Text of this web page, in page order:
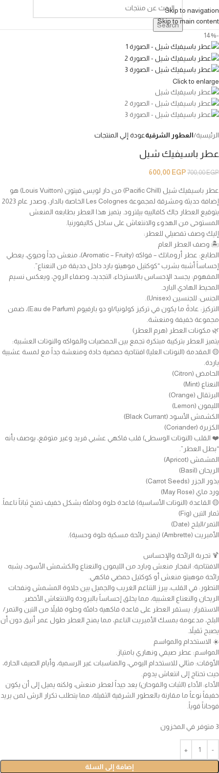
Skip to navigation
Skip to main content
Search
-14%
Click to enlarge
الرئيسية العطور الشرقيةعودة إلي المنتجات
عطر باسيفيك شيل
700,00EGP
600,00 EGP
عطر باسيفيك شيل (Pacific Chill) من دار لويس فيتون (Louis Vuitton) هو
إضافة حديثة ومشرقة لمجموعة Les Colognes الخاصة بالدار، وصدر عام 2023
بتوقيع العطار جاك كافالييه بيلترود. يتميز هذا العطر بطابعه المنعش
المستوحى من الهدوء والانتعاش على ساحل كاليفورنيا.
إليك وصف تفصيلي للعطر:
🏝️ وصف العطر العام
الطابع: عطر أروماتك – فواكه (Aromatic – Fruity)، منعش جداً وحيوي، يعطي
إحساساً أشبه بشرب “كوكتيل موهيتو بارد داخل حديقة من النعناع”.
المفهوم: يجسد الإحساس بالاسترخاء، التجديد، وصفاء الروح، ويعكس نسيم
المحيط الهادي البارد.
الجنس: للجنسين (Unisex).
التركيز: عادةً ما يكون في تركيز كولونيا/او دو بارفيوم (Eau de Parfum)، ضمن
مجموعة خفيفة ومنعشة.
🌿 مكونات العطر (هرم العطر)
يتميز العطر بتركيبة مبتكرة تجمع بين الحمضيات والفواكه والنوتات العشبية:
🟡 المقدمة (النوتات العليا) افتتاحية حمضية حادة ومنعشة جداً مع لمسة عشبية
باردة.
الحامض (Citron)
النعناع (Mint)
البرتقال (Orange)
الليمون (Lemon)
الكشمش الأسود (Black Currant)
الكزبرة (Coriander)
❤️ القلب (النوتات الوسطى) قلب فاكهي عشبي فريد وغير متوقع، يوصف بأنه
“بطل العطر”.
المشمش (Apricot)
الريحان (Basil)
بذور الجزر (Carrot Seeds)
ورد ماي (May Rose)
🟡 القاعدة (النوتات الأساسية) قاعدة حلوة ودافئة بشكل خفيف تمنح ثباتاً ناعماً.
ثمار التين (Fig)
التمر/البلح (Date)
الأمبريت (Ambrette) (يمنح رائحة مسكية حلوة وحسية).
🍹 تجربة الرائحة والإحساس
الافتتاحية: انفجار منعش وبارد من الليمون والنعناع والكشمش الأسود، يشبه
رائحة موهيتو منعش أو كوكتيل حمضي فاكهي.
التطور: في القلب، يبرز التناغم الغريب والجميل بين حلاوة المشمش ونفحات
الريحان والنعناع العشبية، مما يخلق إحساساً بالبرودة والانتعاش الأخضر.
الاستقرار: يستقر العطر على قاعدة فاكهية دافئة وحلوة قليلاً من التين والتمر/
البلح، مدعومة بمسك الأمبريت الناعم، مما يمنح العطر طول عمر أنيق دون أن
يصبح ثقيلاً.
☀️ الاستخدام والمواسم
المواسم: عطر صيفي ونهاري بامتياز.
الأوقات: مثالي للاستخدام اليومي، والمناسبات غير الرسمية، وأيام الصيف الحارة،
حيث تحتاج إلى انتعاش يدوم.
الأداء: الأداء (الثبات والفوحان) يعد جيداً لعطر منعش، ولكنه يميل إلى أن يكون
خفيفاً نوعاً ما مقارنة بالعطور الشرقية الثقيلة، مما يتطلب تكرار الرش لمن يريد
فوحاناً قوياً.
3 متوفر في المخزون
إضافة إلى السلة